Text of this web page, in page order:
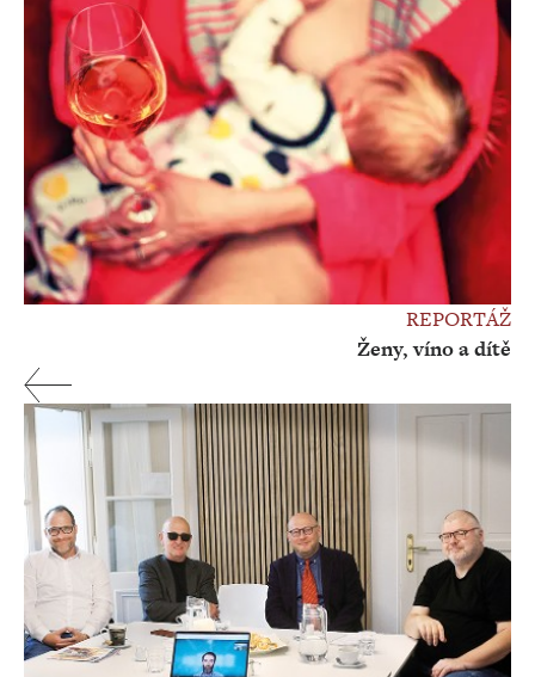
REPORTÁŽ
Ženy, víno a dítě